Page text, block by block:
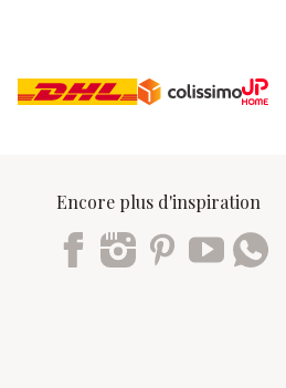
Encore plus d'inspiration